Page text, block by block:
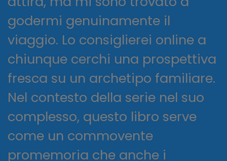
godermi genuinamente il
viaggio. Lo consiglierei online a
chiunque cerchi una prospettiva
fresca su un archetipo familiare.
Nel contesto della serie nel suo
complesso, questo libro serve
come un commovente
promemoria che anche i